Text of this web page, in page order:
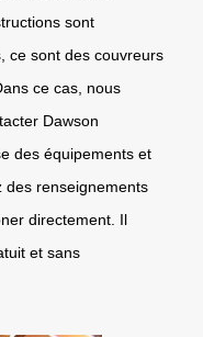
sont
ce sont des couvreurs
ce cas, nous
Dawson
des équipements et
des renseignements
directement. Il
et sans